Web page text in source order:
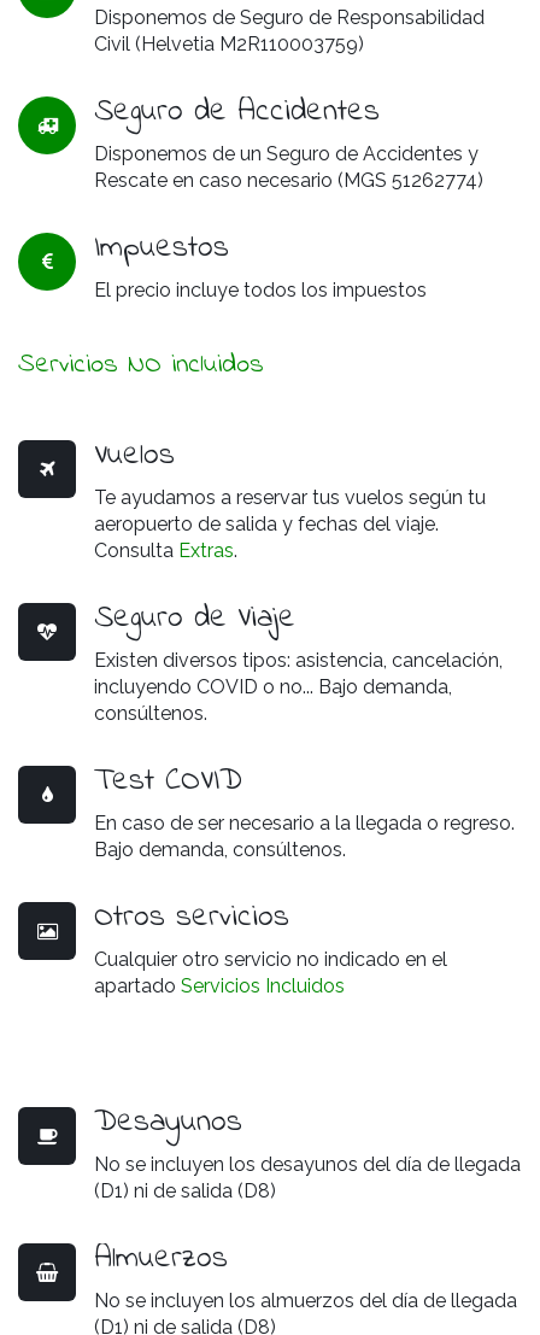
Disponemos de Seguro de Responsabilidad
Civil (Helvetia M2R110003759)
Seguro de Accidentes
Disponemos de un Seguro de Accidentes y
Rescate en caso necesario (MGS 51262774)
Impuestos
El precio incluye todos los impuestos
Servicios NO incluidos
Vuelos
Te ayudamos a reservar tus vuelos según tu
aeropuerto de salida y fechas del viaje.
Consulta Extras.
Seguro de Viaje
Existen diversos tipos: asistencia, cancelación,
incluyendo COVID o no... Bajo demanda,
consúltenos.
Test COVID
En caso de ser necesario a la llegada o regreso.
Bajo demanda, consúltenos.
Otros servicios
Cualquier otro servicio no indicado en el
apartado Servicios Incluidos
Desayunos
No se incluyen los desayunos del día de llegada
(D1) ni de salida (D8)
Almuerzos
No se incluyen los almuerzos del día de llegada
(D1) ni de salida (D8)